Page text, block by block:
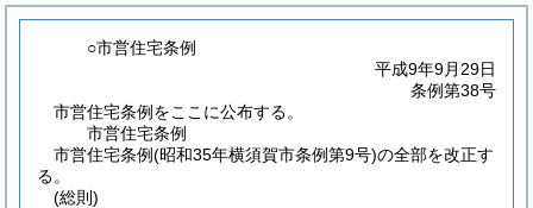
○市営住宅条例
平成9年9月29日
条例第38号
市営住宅条例をここに公布する。
市営住宅条例
市営住宅条例(昭和35年横須賀市条例第9号)の全部を改正す
る。
(総則)